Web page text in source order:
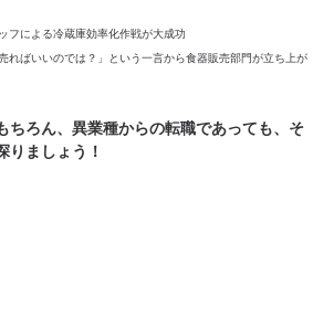
フによる冷蔵庫効率化作戦が大成功
ればいいのでは？」という一言から食器販売部門が立ち上が
ちろん、異業種からの転職であっても、そ
りましょう！